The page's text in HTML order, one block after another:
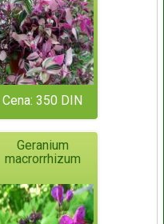
Cena: 350 DIN
Geranium
macrorrhizum